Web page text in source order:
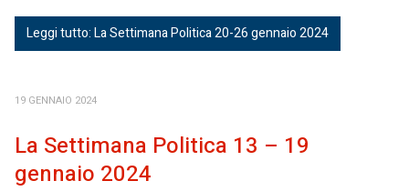
Leggi tutto: La Settimana Politica 20-26 gennaio 2024
19 GENNAIO 2024
La Settimana Politica 13 – 19
gennaio 2024